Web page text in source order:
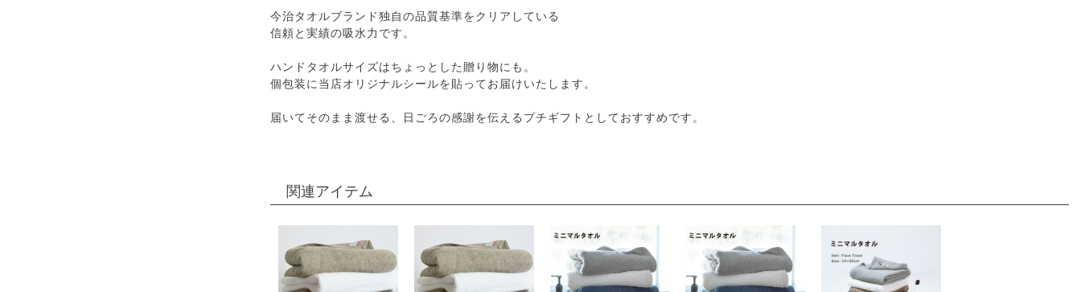
今治タオルブランド独自の品質基準をクリアしている
信頼と実績の吸水力です。
ハンドタオルサイズはちょっとした贈り物にも。
個包装に当店オリジナルシールを貼ってお届けいたします。
届いてそのまま渡せる、日ごろの感謝を伝えるプチギフトとしておすすめです。
関連アイテム